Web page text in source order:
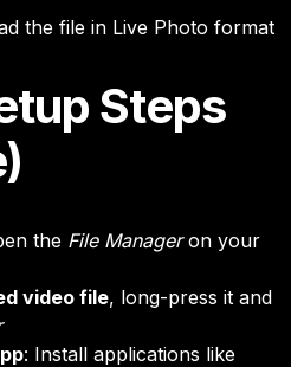
the file in Live Photo format
Steps
the File Manageron your
video file, long-press it and
: Install applications like